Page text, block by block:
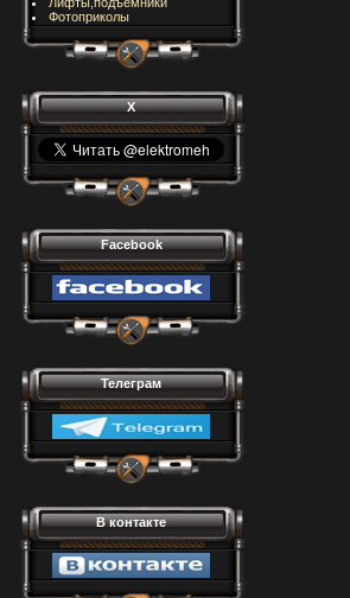
Фотоприколы
X
Facebook
Телеграм
В контакте